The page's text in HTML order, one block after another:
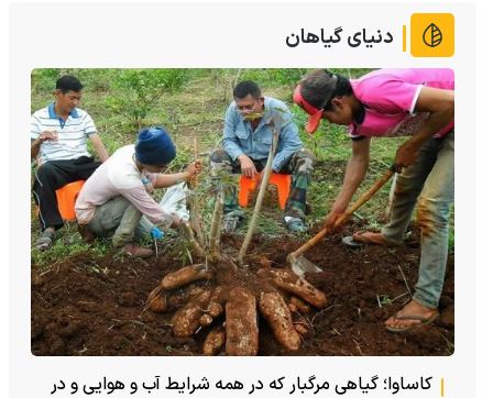
دنیای گیاهان
کاساوا؛ گیاهی مرگبار که در همه شرایط آب و هوایی و در